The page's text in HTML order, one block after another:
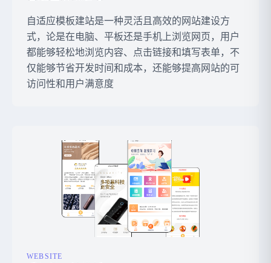
自适应模板建站是一种灵活且高效的网站建设方
式，论是在电脑、平板还是手机上浏览网页，用户
都能够轻松地浏览内容、点击链接和填写表单，不
仅能够节省开发时间和成本，还能够提高网站的可
访问性和用户满意度
WEBSITE